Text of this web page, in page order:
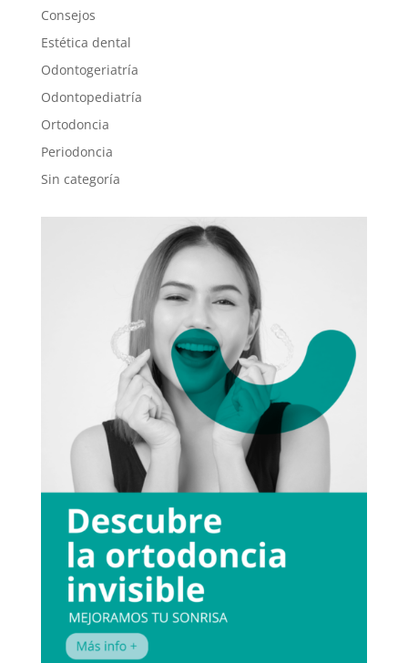
Consejos
Estética dental
Odontogeriatría
Odontopediatría
Ortodoncia
Periodoncia
Sin categoría